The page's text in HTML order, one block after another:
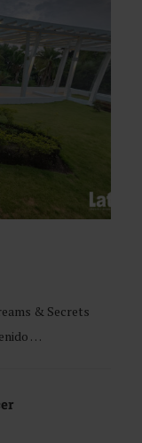
& Secrets
…